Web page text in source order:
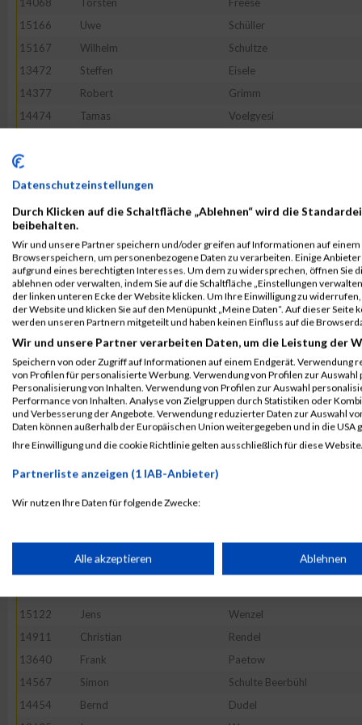
15166
Uwe Schüller
15167
Wilhelm Schultze
13472
Steffen Eisele
14377
Robert Grimm
14474
Tamas Voelgyesi
14451
13892
Selami
13849
Torsten Lang
15204
13926
Andreas Reeh
14623
Andreas Kinne
13243
Jan-Willem Poppe
14159
Oliver Maier
13442
Julia Tripke
13938
Holger Gierse
14216
Emmanuel Gosset
14858
Matthias Meth
14250
Stefan Labitzke
13749
Reinhard
14069
Rainer
14071
Dirk Krutzky
Andreas
15122
Jens Wenzel
14911
Christian Rendel
13640
Frank Paetow
14567
Simon Schulte Beerbühl
14454
Bernd Dudel
Datenschutzeinstellungen
Durch Klicken auf die Schaltfläche „Ablehnen“ wird die
beibehalten.
Wir und unsere Partner speichern und/oder greifen auf Informationen auf einem
Browserspeichern, um personenbezogene Daten zu verarbeiten. Einige
aufgrund eines berechtigten Interesses. Um dem zu widersprechen, öffnen Sie
ablehnen oder verwalten, indem Sie auf die Schaltfläche „Einstellungen
der linken unteren Ecke der Website klicken. Um Ihre Einwilligung zu
der Website und klicken Sie auf den Menüpunkt „Meine Daten“. Auf dieser
werden unseren Partnern mitgeteilt und haben keinen Einfluss auf die
Wir und unsere Partner verarbeiten Daten, um die Leistung der
Speichern von oder Zugriff auf Informationen auf einem Endgerät. Verwendung
von Profilen für personalisierte Werbung. Verwendung von Profilen zur
Personalisierung von Inhalten. Verwendung von Profilen zur Auswahl
Performance von Inhalten. Analyse von Zielgruppen durch Statistiken oder
und Verbesserung der Angebote. Verwendung reduzierter Daten zur Auswahl
Daten können außerhalb der Europäischen Union weitergegeben und in die USA
Ihre Einwilligung und die cookie Richtlinie gelten ausschließlich für diese
Partnerliste anzeigen (1 IAB-Anbieter)
Wir nutzen Ihre Daten für folgende Zwecke:
Speichern von oder Zugriff auf Informationen auf einem
Erstellung von Profilen für personalisierte Werbung
Verwendung von Profilen zur Auswahl personalisierter Werbung
Alle akzeptieren Ablehnen